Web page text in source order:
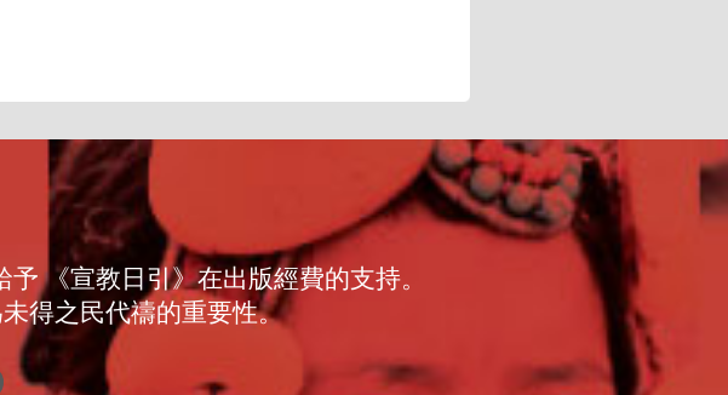
《宣教日引》在出版經費的支持。
得之民代禱的重要性。